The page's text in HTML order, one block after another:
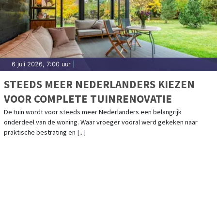
6 juli 2026, 7:00 uur
STEEDS MEER NEDERLANDERS KIEZEN
VOOR COMPLETE TUINRENOVATIE
De tuin wordt voor steeds meer Nederlanders een belangrijk
onderdeel van de woning. Waar vroeger vooral werd gekeken naar
praktische bestrating en [...]